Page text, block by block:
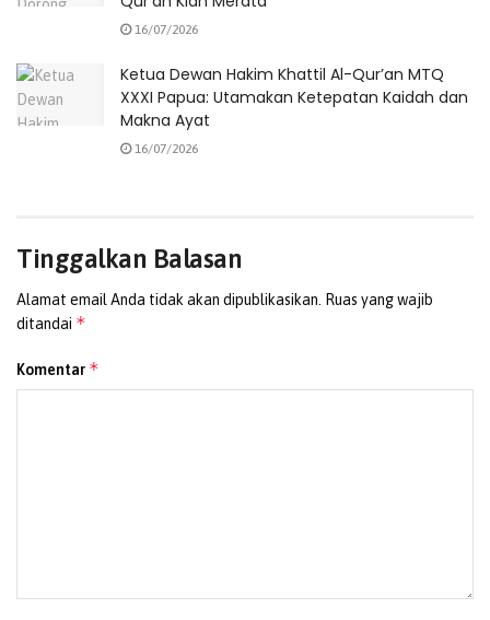
positif, aman dan nyaman, melalui pemberitaan-
imbuhnya.
(Redaksi)
Tags: Insan Pers
16/07/2026
Ketua Dewan Hakim Khattil Al-Qur’an MTQ
XXXI Papua: Utamakan Ketepatan Kaidah dan
Makna Ayat
16/07/2026
Tinggalkan Balasan
Alamat email Anda tidak akan dipublikasikan. Ruas yang wajib
ditandai *
Komentar *